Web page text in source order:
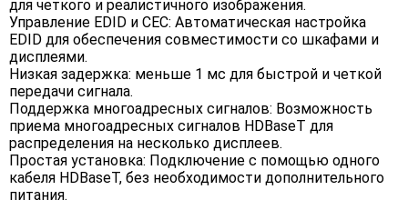
для четкого и реалистичного изображения.
Управление EDID и CEC: Автоматическая настройка
EDID для обеспечения совместимости со шкафами и
дисплеями.
Низкая задержка: меньше 1 мс для быстрой и четкой
передачи сигнала.
Поддержка многоадресных сигналов: Возможность
приема многоадресных сигналов HDBaseT для
распределения на несколько дисплеев.
Простая установка: Подключение с помощью одного
кабеля HDBaseT, без необходимости дополнительного
питания.